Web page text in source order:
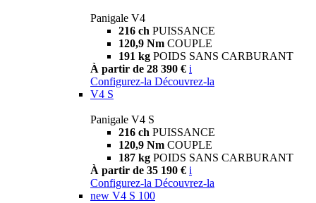
Panigale V4
216 ch PUISSANCE
120,9 Nm COUPLE
191 kg POIDS SANS CARBURANT
À partir de 28 390 € i
Configurez-la Découvrez-la
V4 S
Panigale V4 S
216 ch PUISSANCE
120,9 Nm COUPLE
187 kg POIDS SANS CARBURANT
À partir de 35 190 € i
Configurez-la Découvrez-la
new V4 S 100